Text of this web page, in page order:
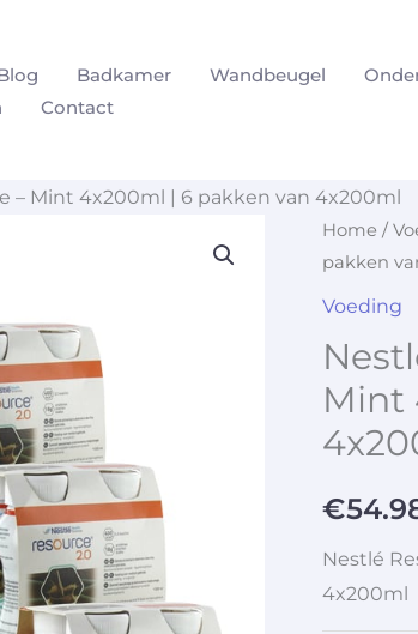
Badkamer Wandbeugel
Contact
– Mint 4x200ml | 6 pakken van 4x200ml
Home /
pakken
Voeding
Mint
€
Nestlé
4x200ml